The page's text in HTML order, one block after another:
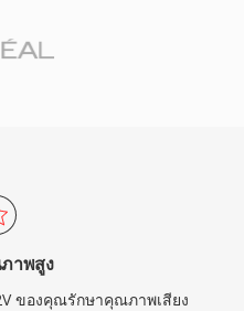
าพสูง
ของคุณรักษาคุณภาพเสียง